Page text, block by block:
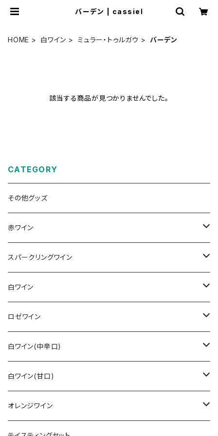
バーデン | cassiel
HOME 白ワイン ミュラー・トゥルガウ バーデン
該当する商品が見つかりませんでした。
CATEGORY
その他グッズ
赤ワイン
その他赤ワイン
カベルネ・ソーヴィニョン
トロリンガー
シュペートブルグンダー(ピノ・ノワール)
バーデン
ラインガウ
レンベルガー
ヴュルテンベルク
トロリンガー
ヴュルテンベルク
ドルンフェルダー
ザーレ・ウンストルート
スパークリングワイン
ロゼゼクト
白ゼクト
バーデン
モーゼル
白ワイン
リースリング
モーゼル
ラインガウ
ジルヴァーナー
フランケン
ザーレ・ウンストルート
その他白ワイン
プファルツ
ラインヘッセン
ヴァイスブルグンダー
モーゼル
ロゼワイン
その他
プファルツ
モーゼル
シュペートブルグンダー(ピノ・ノワール)
モーゼル
ラインヘッセン
白ワイン(中辛口)
リースリング
モーゼル
ラインヘッセン
ショイレーベ
フランケン
白ワイン(甘口)
リースリング
モーゼル
オレンジワイン